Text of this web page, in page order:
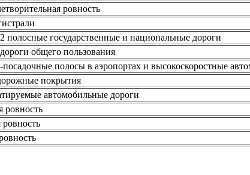
ровность
полосные государственные и национальные дороги
общего пользования
посадочные полосы в аэропортах и высокоскоростные
покрытия
автомобильные дороги
ровность